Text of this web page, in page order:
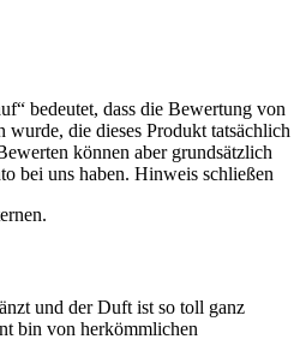
bedeutet, dass die Bewertung von
wurde, die dieses Produkt tatsächlich
können aber grundsätzlich
bei uns haben. Hinweis schließen
und der Duft ist so toll ganz
bin von herkömmlichen